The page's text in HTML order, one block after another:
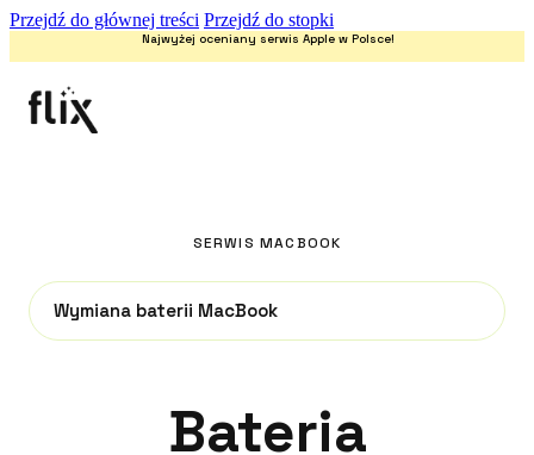
Przejdź do głównej treści Przejdź do stopki
Najwyżej oceniany serwis Apple w Polsce!
SERWIS MACBOOK
Wymiana baterii MacBook
Bateria